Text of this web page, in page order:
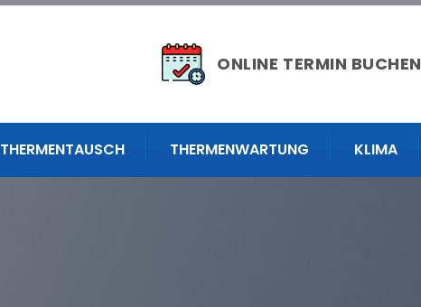
ONLINE TERMIN BUCHEN
THERMENTAUSCH THERMENWARTUNG KLIMA